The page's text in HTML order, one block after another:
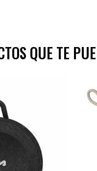
QUE TE